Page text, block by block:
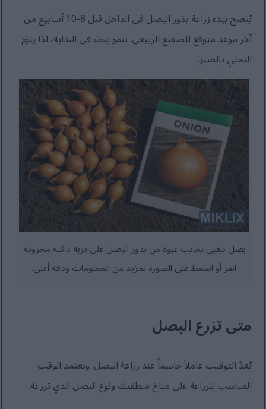
يُنصح ببدء زراعة بذور البصل في الداخل قبل 8-10 أسابيع من
آخر موعد متوقع للصقيع الربيعي. تنمو ببطء في البداية، لذا يلزم
التحلي بالصبر.
بصل ذهبي بجانب عبوة من بذور البصل على تربة داكنة محروثة.
انقر أو اضغط على الصورة لمزيد من المعلومات ودقة أعلى.
متى تزرع البصل
يُعدّ التوقيت عاملاً حاسماً عند زراعة البصل. ويعتمد الوقت
المناسب للزراعة على مناخ منطقتك ونوع البصل الذي تزرعه.